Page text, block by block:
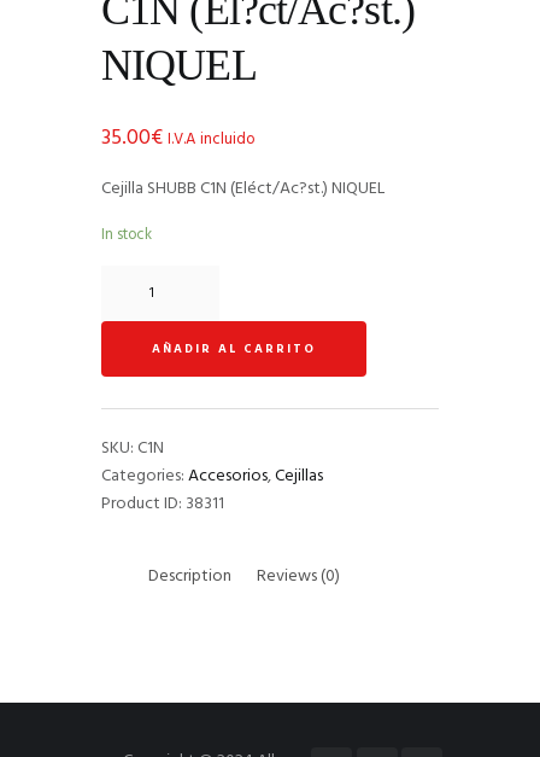
C1N (El?ct/Ac?st.)
NIQUEL
35.00€I.V.A incluido
Cejilla SHUBB C1N (Eléct/Ac?st.) NIQUEL
In stock
C1N
st.)
NIQUEL
quantity
AÑADIR AL CARRITO
SKU: C1N
Categories:Accesorios,Cejillas
Product ID: 38311
Description Reviews (0)